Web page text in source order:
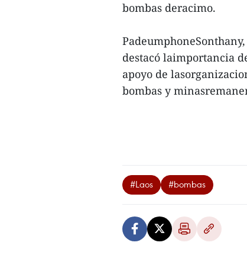
bombas deracimo.
destacó laimportancia
apoyo de
bombas y
#Laos #bombas